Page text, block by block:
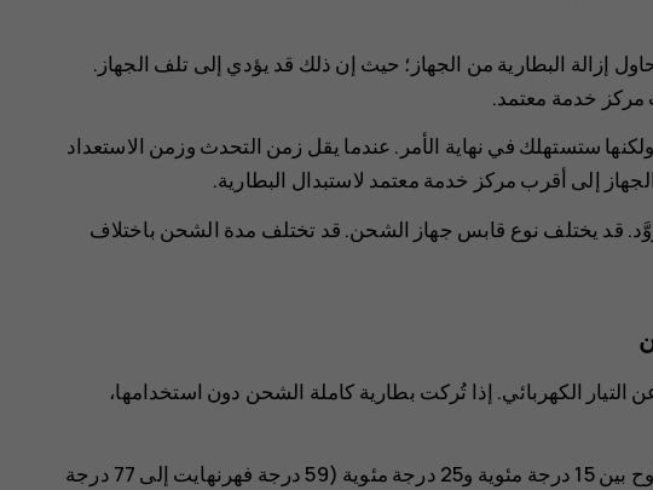
إزالة البطارية من الجهاز؛ حيث إن ذلك قد يؤدي إلى تلف الجهاز.
مركز خدمة معتمد.
ستستهلك في نهاية الأمر. عندما يقل زمن التحدث وزمن الاستعداد
إلى أقرب مركز خدمة معتمد لاستبدال البطارية.
قد يختلف نوع قابس جهاز الشحن. قد تختلف مدة الشحن باختلاف
الكهربائي. إذا تُركت بطارية كاملة الشحن دون استخدامها،
قم دائمًا بحفظ البطارية عند درجة حرارة تتراوح بين 15 درجة مئوية و25 درجة مئوية (59 درجة فهرنهايت إلى 77 درجة